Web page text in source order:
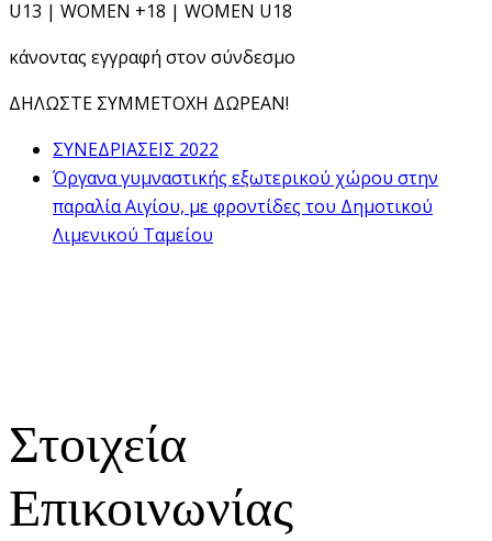
U13 | WOMEN +18 | WOMEN U18
κάνοντας εγγραφή στον σύνδεσμο
ΔΗΛΩΣΤΕ ΣΥΜΜΕΤΟΧΗ ΔΩΡΕΑΝ!
ΣΥΝΕΔΡΙΑΣΕΙΣ 2022
Όργανα γυμναστικής εξωτερικού χώρου στην
παραλία Αιγίου, με φροντίδες του Δημοτικού
Λιμενικού Ταμείου
Στοιχεία
Επικοινωνίας